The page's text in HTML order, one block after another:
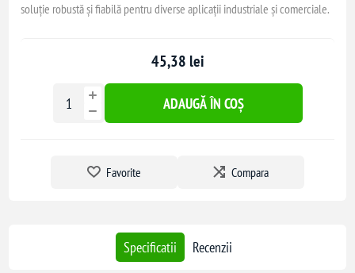
soluție robustă și fiabilă pentru diverse aplicații industriale și comerciale.
45,38 lei
ADAUGĂ ÎN COȘ
Favorite Compara
Specificatii Recenzii